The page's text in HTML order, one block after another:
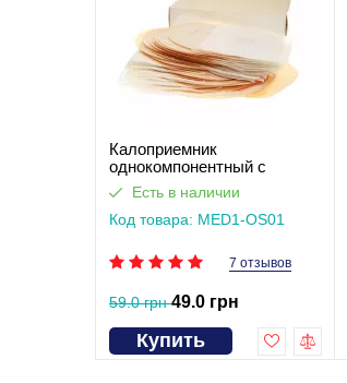
Калоприемник
однокомпонентный с
фильтром, закрытого типа
Med1
Есть в наличии
Код товара: MED1-OS01
7 отзывов
59.0 грн49.0 грн
Купить